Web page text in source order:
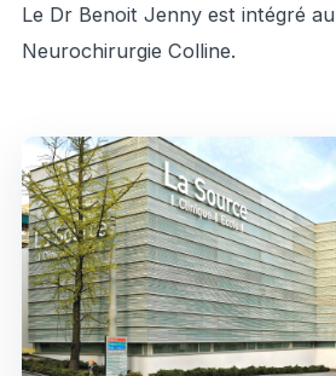
Le Dr Benoit Jenny est intégré au
Neurochirurgie Colline.